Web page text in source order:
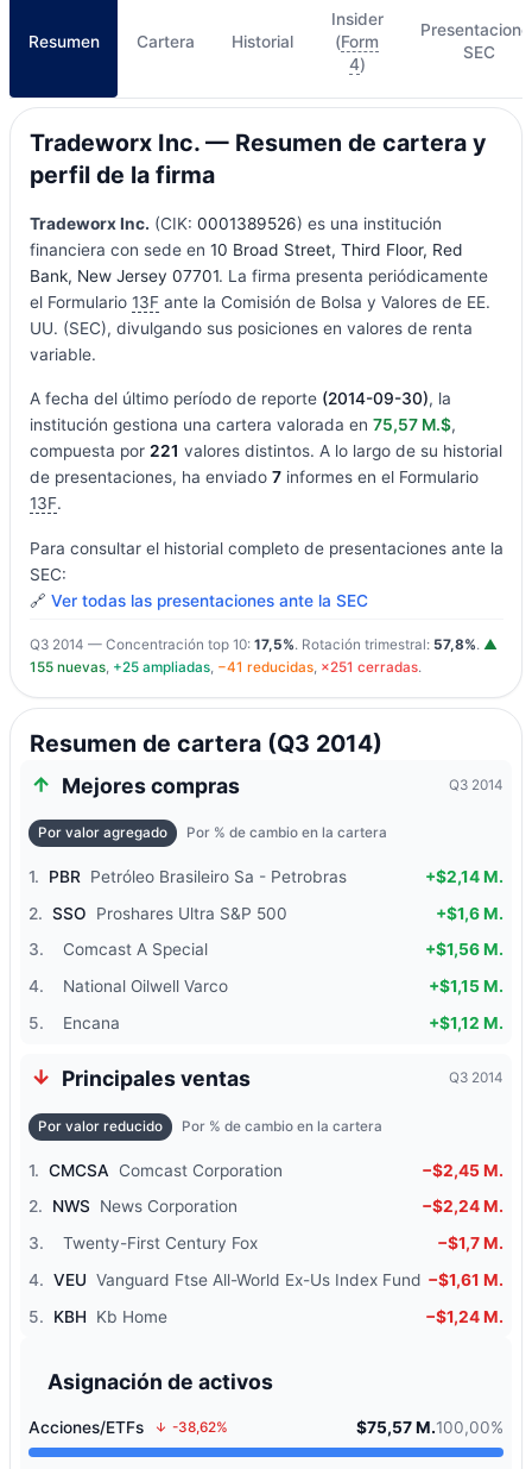
Resumen Cartera Historial
Insider
(Form
4)
SEC
Tradeworx Inc. — Resumen de cartera y
perfil de la firma
Tradeworx Inc. (CIK: 0001389526) es una institución
financiera con sede en 10 Broad Street, Third Floor, Red
Bank, New Jersey 07701. La firma presenta periódicamente
el Formulario 13Fante la Comisión de Bolsa y Valores de EE.
UU. (SEC), divulgando sus posiciones en valores de renta
variable.
A fecha del último período de reporte (2014-09-30), la
institución gestiona una cartera valorada en 75,57 M.$,
compuesta por 221 valores distintos. A lo largo de su historial
de presentaciones, ha enviado 7informes en el Formulario
13F.
Para consultar el historial completo de presentaciones ante la
SEC:
🔗 Ver todas las presentaciones ante la SEC
Q3 2014 — Concentración top 10: 17,5%. Rotación trimestral: 57,8%. ▲
155 nuevas, +25 ampliadas, −41 reducidas, ×251 cerradas.
Resumen de cartera (Q3 2014)
Mejores compras Q3 2014
Por valor agregado Por % de cambio en la cartera
1. PBR Petróleo Brasileiro Sa - Petrobras
+$2,14 M.
2. SSO Proshares Ultra S&P 500
+$1,6 M.
3.
Comcast A Special
+$1,56 M.
4.
National Oilwell Varco
+$1,15 M.
5.
Encana +$1,12 M.
Principales ventas Q3 2014
Por valor reducido Por % de cambio en la cartera
1. CMCSA Comcast Corporation
−$2,45 M.
2.
NWS News Corporation
−$2,24 M.
3.
Twenty-First Century Fox
−$1,7 M.
4. VEU Vanguard Ftse All-World Ex-Us Index Fund −$1,61 M.
5.
KBH Kb Home −$1,24 M.
Asignación de activos
Acciones/ETFs -38,62% $75,57 M.100,00%